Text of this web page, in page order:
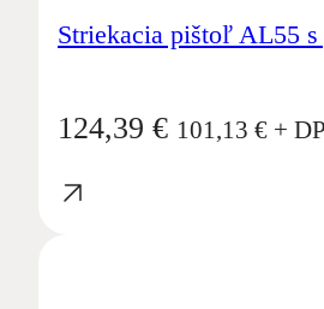
Striekacia pištoľ AL55
124,39 € 101,13 € +